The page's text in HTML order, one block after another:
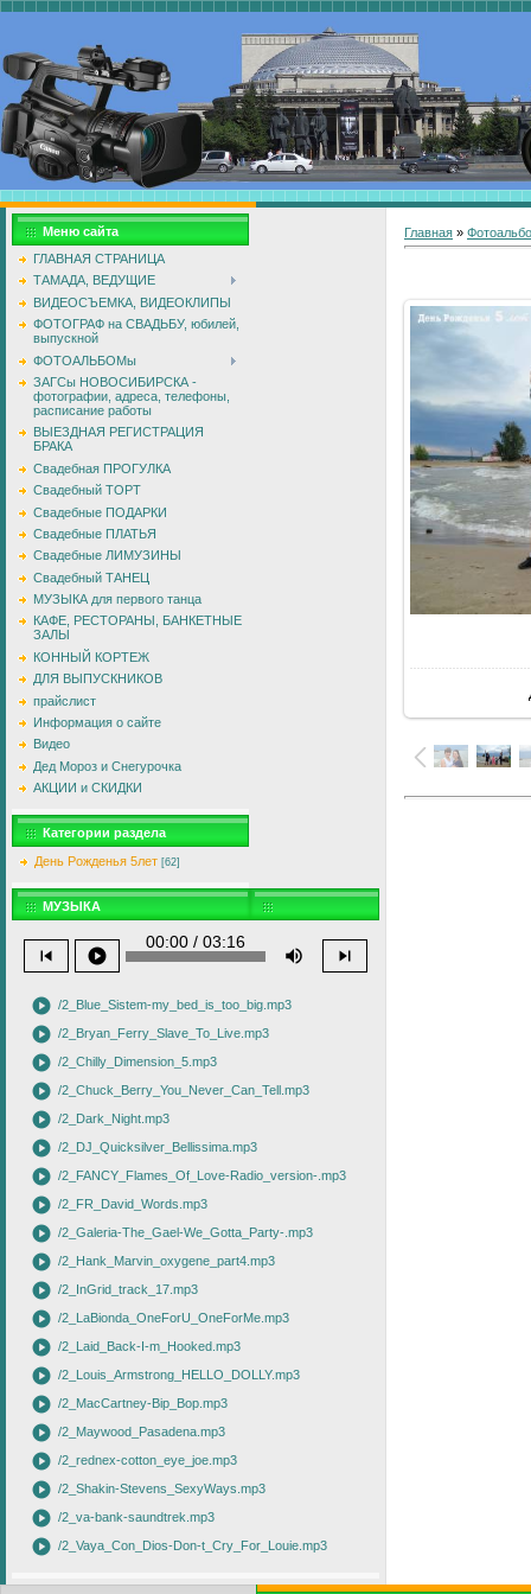
Меню сайта
ГЛАВНАЯ СТРАНИЦА
ТАМАДА, ВЕДУЩИЕ
ВИДЕОСЪЕМКА, ВИДЕОКЛИПЫ
ФОТОГРАФ на СВАДЬБУ, юбилей,
выпускной
ФОТОАЛЬБОМы
ЗАГСы НОВОСИБИРСКА -
фотографии, адреса, телефоны,
расписание работы
ВЫЕЗДНАЯ РЕГИСТРАЦИЯ
БРАКА
Свадебная ПРОГУЛКА
Свадебный ТОРТ
Свадебные ПОДАРКИ
Свадебные ПЛАТЬЯ
Свадебные ЛИМУЗИНЫ
Свадебный ТАНЕЦ
МУЗЫКА для первого танца
КАФЕ, РЕСТОРАНЫ, БАНКЕТНЫЕ
ЗАЛЫ
КОННЫЙ КОРТЕЖ
ДЛЯ ВЫПУСКНИКОВ
прайслист
Информация о сайте
Видео
Дед Мороз и Снегурочка
АКЦИИ и СКИДКИ
Категории раздела
День Рожденья 5лет [62]
МУЗЫКА
skip_previous play_circle
00:00 / 03:16
volume_up skip_next
play_circle /2_Blue_Sistem-my_bed_is_too_big.mp3
play_circle /2_Bryan_Ferry_Slave_To_Live.mp3
play_circle /2_Chilly_Dimension_5.mp3
play_circle /2_Chuck_Berry_You_Never_Can_Tell.mp3
play_circle /2_Dark_Night.mp3
play_circle /2_DJ_Quicksilver_Bellissima.mp3
play_circle /2_FANCY_Flames_Of_Love-Radio_version-.mp3
play_circle /2_FR_David_Words.mp3
play_circle /2_Galeria-The_Gael-We_Gotta_Party-.mp3
play_circle /2_Hank_Marvin_oxygene_part4.mp3
play_circle /2_InGrid_track_17.mp3
play_circle /2_LaBionda_OneForU_OneForMe.mp3
play_circle /2_Laid_Back-I-m_Hooked.mp3
play_circle /2_Louis_Armstrong_HELLO_DOLLY.mp3
play_circle /2_MacCartney-Bip_Bop.mp3
play_circle /2_Maywood_Pasadena.mp3
play_circle /2_rednex-cotton_eye_joe.mp3
play_circle /2_Shakin-Stevens_SexyWays.mp3
play_circle /2_va-bank-saundtrek.mp3
play_circle /2_Vaya_Con_Dios-Don-t_Cry_For_Louie.mp3
Главная »